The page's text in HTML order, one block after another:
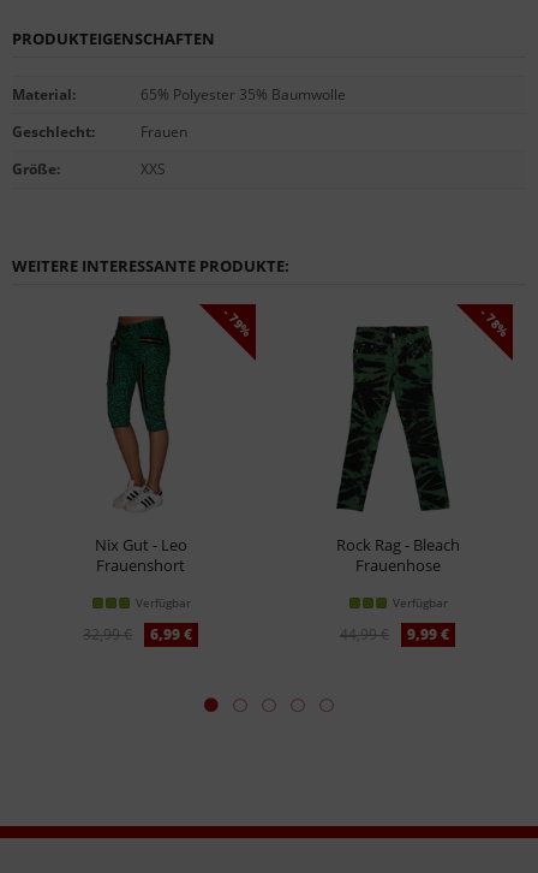
PRODUKTEIGENSCHAFTEN
Material:
65% Polyester 35% Baumwolle
Geschlecht:
Frauen
Größe: XXS
WEITERE INTERESSANTE PRODUKTE:
Nix Gut - Leo
Frauenshort
Verfügbar
32,99 € 6,99 €
- 79%
Rock Rag - Bleach
Frauenhose
Verfügbar
44,99 € 9,99 €
- 78%